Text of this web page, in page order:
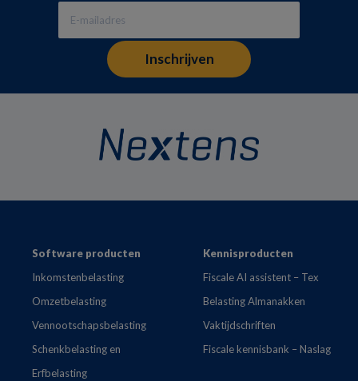
FooterSoftware producten
Inkomstenbelasting
Omzetbelasting
Vennootschapsbelasting
Schenkbelasting en
Erfbelasting
Kennisproducten
Fiscale AI assistent – Tex
Belasting Almanakken
Vaktijdschriften
Fiscale kennisbank – Naslag